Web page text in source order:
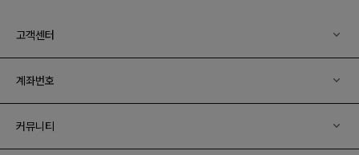
고객센터
계좌번호
커뮤니티